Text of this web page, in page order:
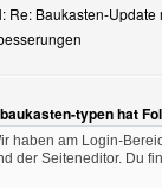
anzeigen
Re: Baukasten-Update
typen hat
haben am Login-
der Seiteneditor. Du